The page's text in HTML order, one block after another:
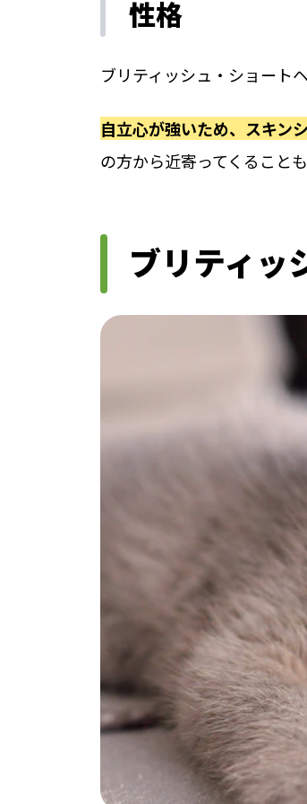
性格
ブリティッシュ・ショートヘ
自立心が強いため、スキン
の方から近寄ってくること
ブリティッ